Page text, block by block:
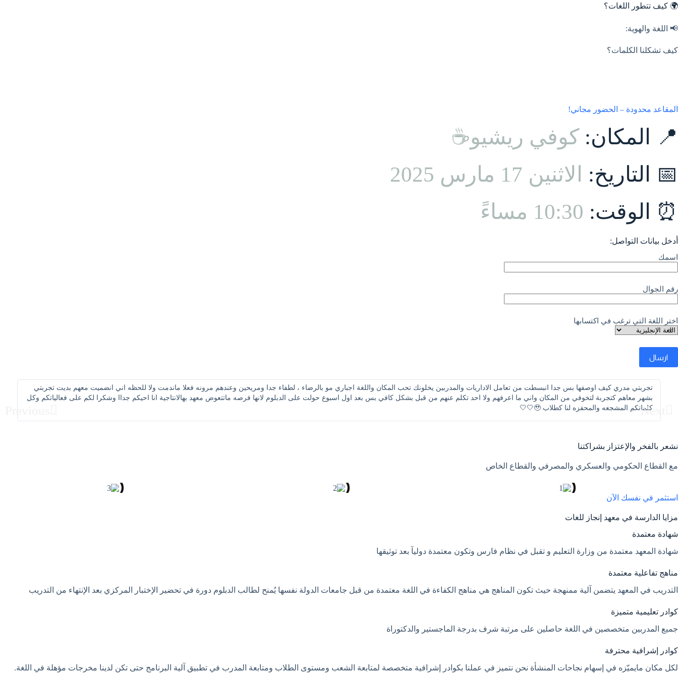
التجاوز
المحتوى
🌍 كيف تتطور اللغات؟
📢 اللغة والهوية:
كيف تشكلنا الكلمات؟
المقاعد محدودة – الحضور مجاني!
📍 المكان: كوفي ريشيو☕
📅 التاريخ:
الاثنين 17 مارس 2025
⏰ الوقت: 10:30 مساءً
أدخل بيانات التواصل:
اسمك
رقم الجوال
اختر اللغة التي ترغب في اكتسابها
تجربتي مدري كيف اوصفها بس جدا انبسطت من تعامل الاداريات والمدربين يخلونك تحب المكان واللغة اجباري مو بالرضاء ، لطفاء جدا ومريحين وعندهم مرونه فعلا ماندمت ولا للحظه اني انضميت معهم بديت تجربتي
بشهر معاهم كتجربة لتخوفي من المكان واني ما اعرفهم ولا احد تكلم عنهم من قبل بشكل كافي بس بعد اول اسبوع حولت على الدبلوم لانها فرصه ماتتعوض معهد بهالانتاجية انا احيكم جداا وشكرا لكم على فعالياتكم وكل
كلماتكم المشجعه والمحفزه لنا كطلاب 🥹🤍🤍
Next
نشعر بالفخر والإعتزاز بشراكتنا
مع القطاع الحكومي والعسكري والمصرفي والقطاع الخاص
استثمر في نفسك الآن
مزايا الدارسة في معهد إنجاز للغات
شهادة معتمدة
شهادة المعهد معتمدة من وزارة التعليم و تقبل في نظام فارس وتكون معتمدة دوليآ بعد توثيقها
مناهج تفاعلية معتمدة
التدريب في المعهد يتضمن آلية ممنهجة حيث تكون المناهج هي مناهج الكفاءة في اللغة معتمدة من قبل جامعات الدولة نفسها يُمنح لطالب الدبلوم دورة في تحضير الإختبار المركزي بعد الإنتهاء من التدريب
كوادر تعليمية متميزة
جميع المدربين متخصصين في اللغة حاصلين على مرتبة شرف بدرجة الماجستير والدكتوراة
كوادر إشرافية محترفة
لكل مكان مايميّزه في إسهام نجاحات المنشأة نحن نتميز في عملنا بكوادر إشرافية متخصصة لمتابعة الشعب ومستوى الطلاب ومتابعة المدرب في تطبيق آلية البرنامج حتى تكن لدينا مخرجات مؤهلة في اللغة.